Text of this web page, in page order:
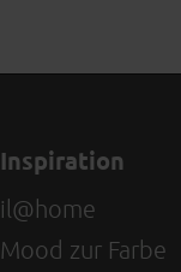
Inspiration
il@home
Mood zur Farbe